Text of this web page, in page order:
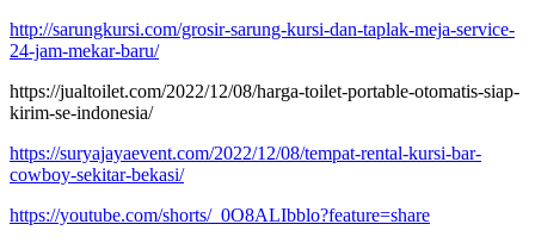
http://sarungkursi.com/grosir-sarung-kursi-dan-taplak-meja-service-
24-jam-mekar-baru/
https://jualtoilet.com/2022/12/08/harga-toilet-portable-otomatis-siap-
kirim-se-indonesia/
https://suryajayaevent.com/2022/12/08/tempat-rental-kursi-bar-
cowboy-sekitar-bekasi/
https://youtube.com/shorts/_0O8ALIbblo?feature=share